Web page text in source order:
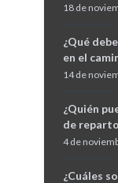
18 de
¿Qué
en el
14 de
¿Quién
de
4 de
¿Cuáles